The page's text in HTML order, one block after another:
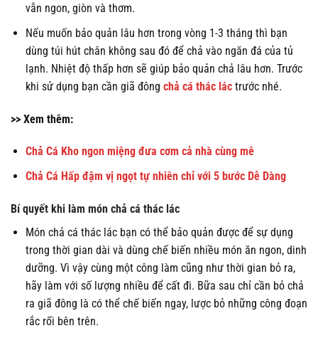
vẫn ngon, giòn và thơm.
Nếu muốn bảo quản lâu hơn trong vòng 1-3 tháng thì bạn
dùng túi hút chân không sau đó để chả vào ngăn đá của tủ
lạnh. Nhiệt độ thấp hơn sẽ giúp bảo quản chả lâu hơn. Trước
khi sử dụng bạn cần giã đông chả cá thác láctrước nhé.
>> Xem thêm:
Chả Cá Kho ngon miệng đưa cơm cả nhà cùng mê
Chả Cá Hấp đậm vị ngọt tự nhiên chỉ với 5 bước Dễ Dàng
Bí quyết khi làm món chả cá thác lác
Món chả cá thác lác bạn có thể bảo quản được để sự dụng
trong thời gian dài và dùng chế biến nhiều món ăn ngon, dinh
dưỡng. Vì vậy cùng một công làm cũng như thời gian bỏ ra,
hãy làm với số lượng nhiều để cất đi. Bữa sau chỉ cần bỏ chả
ra giã đông là có thể chế biến ngay, lược bỏ những công đoạn
rắc rối bên trên.